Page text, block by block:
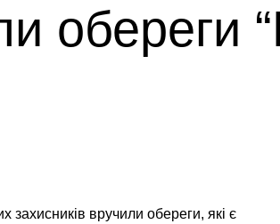
обереги
захисників вручили обереги, які є